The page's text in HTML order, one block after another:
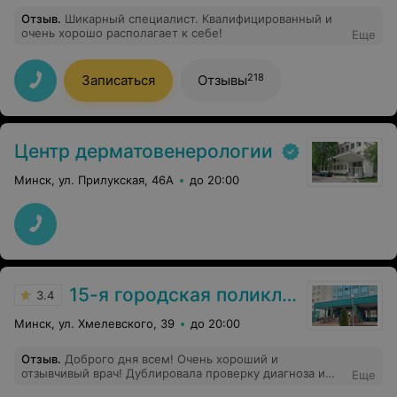
Отзыв. Шикарный специалист. Квалифицированный и
очень хорошо располагает к себе!
Еще
Записаться Отзывы218
Центр дерматовенерологии
Минск, ул. Прилукская, 46А до 20:00
3.4 15-я городская поликлиника
Минск, ул. Хмелевского, 39 до 20:00
Отзыв. Доброго дня всем! Очень хороший и
отзывчивый врач! Дублировала проверку диагноза и
Еще